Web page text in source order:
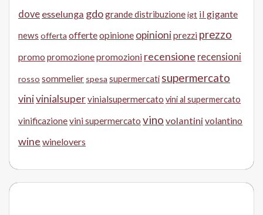
dove esselunga gdogrande distribuzioneigt il gigante
news offerta offerteopinione opinioniprezzi prezzo
promo promozionepromozioni recensione recensioni
rosso sommelier spesa supermercati supermercato
vinivinialsupervinialsupermercato vini al supermercato
vinificazionevini supermercato vino volantini volantino
wine winelovers